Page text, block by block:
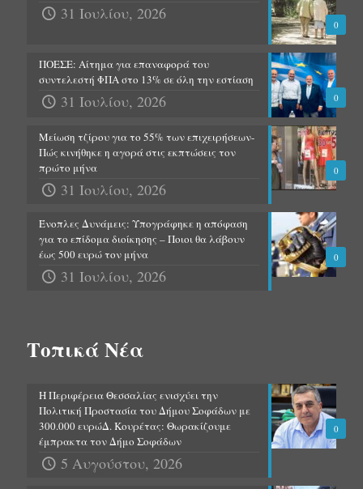
0
31 Ιουλίου, 2026
0
ΠΟΕΣΕ: Αίτημα για επαναφορά του
συντελεστή ΦΠΑ στο 13% σε όλη την εστίαση
31 Ιουλίου, 2026
0
Μείωση τζίρου για το 55% των επιχειρήσεων-
Πώς κινήθηκε η αγορά στις εκπτώσεις τον
πρώτο μήνα
31 Ιουλίου, 2026
0
Ένοπλες Δυνάμεις: Υπογράφηκε η απόφαση
για το επίδομα διοίκησης – Ποιοι θα λάβουν
έως 500 ευρώ τον μήνα
31 Ιουλίου, 2026
Τοπικά Νέα
0
Η Περιφέρεια Θεσσαλίας ενισχύει την
Πολιτική Προστασία του Δήμου Σοφάδων με
300.000 ευρώΔ. Κουρέτας: Θωρακίζουμε
έμπρακτα τον Δήμο Σοφάδων
5 Αυγούστου, 2026